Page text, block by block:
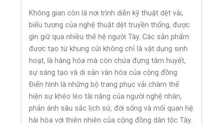
Không gian còn là nơi trình diễn kỹ thuật dệt vải,
biểu tượng của nghệ thuật dệt truyền thống, được
gìn giữ qua nhiều thế hệ người Tày. Các sản phẩm
được tạo từ khung cửi không chỉ là vật dụng sinh
hoạt, là hàng hóa mà còn chứa đựng tâm huyết,
sự sáng tạo và di sản văn hóa của cộng đồng.
Điển hình là những bộ trang phục vải chàm thể
hiện sự khéo léo tài năng của người nghệ nhân,
phản ánh sâu sắc lịch sử, đời sống và mối quan hệ
hài hòa với thiên nhiên của cộng đồng dân tộc Tày.